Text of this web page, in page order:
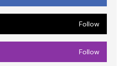
Follow
Follow